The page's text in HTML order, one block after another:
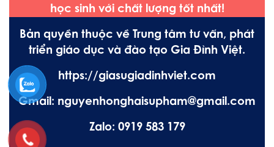
học sinh với chất lượng tốt nhất!
Bản quyền thuộc về Trung tâm tư vấn, phát
triển giáo dục và đào tạo Gia Đình Việt.
https://giasugiadinhviet.com
Gmail: nguyenhonghaisupham@gmail.com
Zalo: 0919 583 179